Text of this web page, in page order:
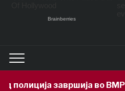
во ВМРО? 8 hours ago